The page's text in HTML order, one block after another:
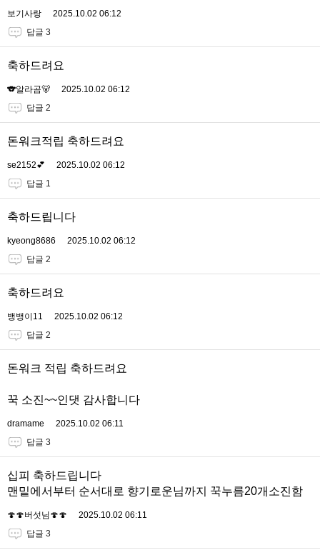
보기사랑
2025.10.02 06:12
답글 3
축하드려요
🐨알라곰🐻
2025.10.02 06:12
답글 2
돈워크적립 축하드려요
se2152💕
2025.10.02 06:12
답글 1
축하드립니다
kyeong8686
2025.10.02 06:12
답글 2
축하드려요
뱅뱅이11
2025.10.02 06:12
답글 2
돈워크 적립 축하드려요
꾹 소진~~인댓 감사합니다
dramame
2025.10.02 06:11
답글 3
십피 축하드립니다
맨밑에서부터 순서대로 향기로운님까지 꾹누름20개소진함
🍄🍄버섯님🍄🍄
2025.10.02 06:11
답글 3